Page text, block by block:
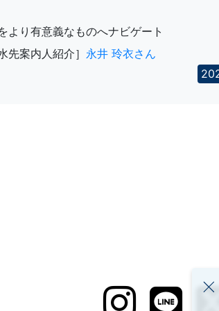
より有意義なものへナビゲート
水先案内人紹介］ 永井 玲衣さん